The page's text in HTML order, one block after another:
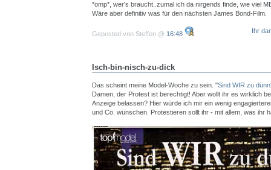
*omp*, wer's braucht..zumal ich da nirgends finde, wie viel
Wäre aber definitiv was für den nächsten James Bond-Film.
Geposted von Steffen @ 16:48 Ihr
Isch-bin-nisch-zu-dick
Das scheint meine Model-Woche zu sein. "Sind WIR zu
Damen, der Protest ist berechtigt! Aber wollt ihr es wirklich
Anzeige belassen? Hier würde ich mir ein wenig
und Co. wünschen. Protestieren sollt ihr - mit allem, was ihr